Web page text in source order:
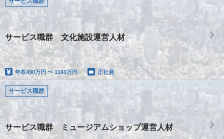
サービス職群 文化施設運営人材
年収490万円 〜 1160万円 正社員
サービス職群
サービス職群 ミュージアムショップ運営人材